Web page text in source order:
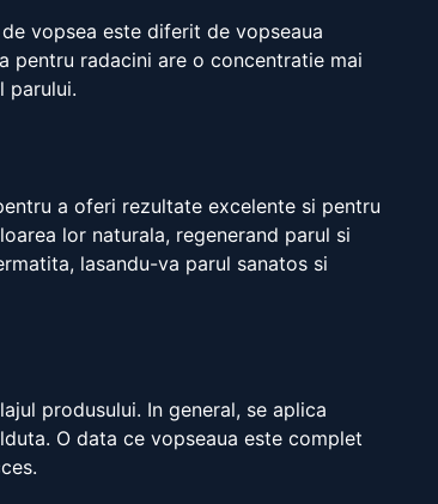
vopsea este diferit de vopseaua
pentru radacini are o concentratie mai
parului.
a oferi rezultate excelente si pentru
lor naturala, regenerand parul si
lasandu-va parul sanatos si
produsului. In general, se aplica
O data ce vopseaua este complet